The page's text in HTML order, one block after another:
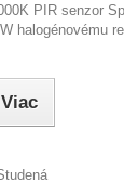
PIR senzor
halogénovému
Viac